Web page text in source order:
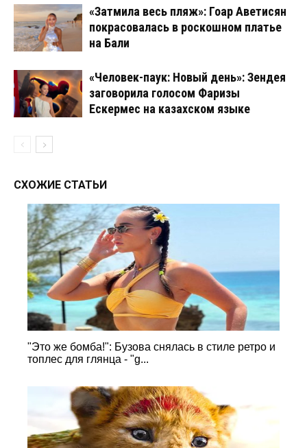
«Затмила весь пляж»: Гоар Аветисян
покрасовалась в роскошном платье
на Бали
«Человек-паук: Новый день»: Зендея
заговорила голосом Фаризы
Ескермес на казахском языке
СХОЖИЕ СТАТЬИ
"Это же бомба!": Бузова снялась в стиле ретро и
топлес для глянца - "g...